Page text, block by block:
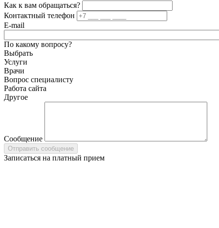
Как к вам обращаться?
Контактный телефон
E-mail
По какому вопросу?
Выбрать
Услуги
Врачи
Вопрос специалисту
Работа сайта
Другое
Сообщение
Записаться на платный прием